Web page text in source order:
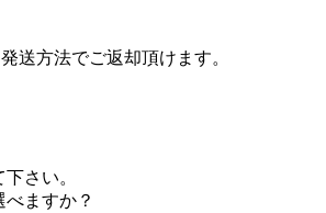
送方法でご返却頂けます。
さい。
ますか？